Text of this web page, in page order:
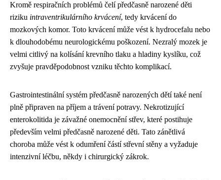
Kromě respiračních problémů čelí předčasně narozené děti
riziku intraventrikulárního krvácení, tedy krvácení do
mozkových komor. Toto krvácení může vést k hydrocefalu nebo
k dlouhodobému neurologickému poškození. Nezralý mozek je
velmi citlivý na kolísání krevního tlaku a hladiny kyslíku, což
zvyšuje pravděpodobnost vzniku těchto komplikací.
Gastrointestinální systém předčasně narozených dětí také není
plně připraven na příjem a trávení potravy. Nekrotizující
enterokolitida je závažné onemocnění střev, které postihuje
především velmi předčasně narozené děti. Tato zánětlivá
choroba může vést k odumření částí střevní stěny a vyžaduje
intenzivní léčbu, někdy i chirurgický zákrok.